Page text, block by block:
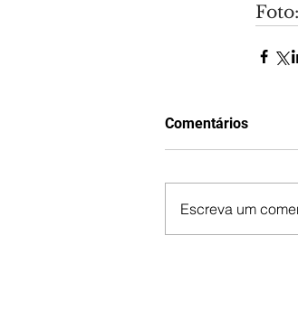
Comentários
Escreva um